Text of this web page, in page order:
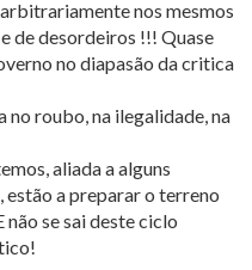
nos mesmos
de desordeiros !!! Quase
no diapasão da critica
roubo, na ilegalidade, na
aliada a alguns
a preparar o terreno
não se sai deste ciclo